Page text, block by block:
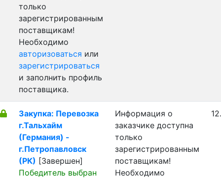
только
зарегистрированным
поставщикам!
Необходимо
авторизоваться или
зарегистрироваться
и заполнить профиль
поставщика.
Закупка: Перевозка
г.Тальхайм
(Германия) -
г.Петропавловск
(РК) [Завершен]
Победитель выбран
Информация о
заказчике доступна
только
зарегистрированным
поставщикам!
Необходимо